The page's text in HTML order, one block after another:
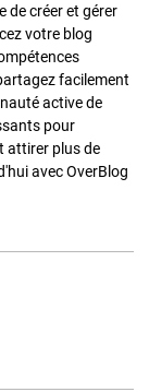
de créer et gérer
votre blog
facilement
active de
pour
attirer plus de
avec OverBlog